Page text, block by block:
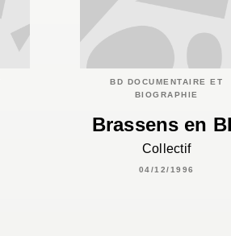
BD DOCUMENTAIRE ET
BIOGRAPHIE
Brassens en
Collectif
04/12/1996